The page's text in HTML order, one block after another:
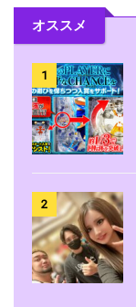
オススメ
1
2